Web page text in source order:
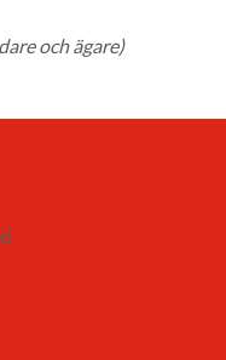
och ägare)